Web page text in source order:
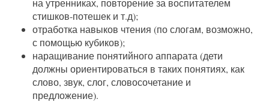
на утренниках, повторение за воспитателем
стишков-потешек и т.д);
отработка навыков чтения (по слогам, возможно,
с помощью кубиков);
наращивание понятийного аппарата (дети
должны ориентироваться в таких понятиях, как
слово, звук, слог, словосочетание и
предложение).